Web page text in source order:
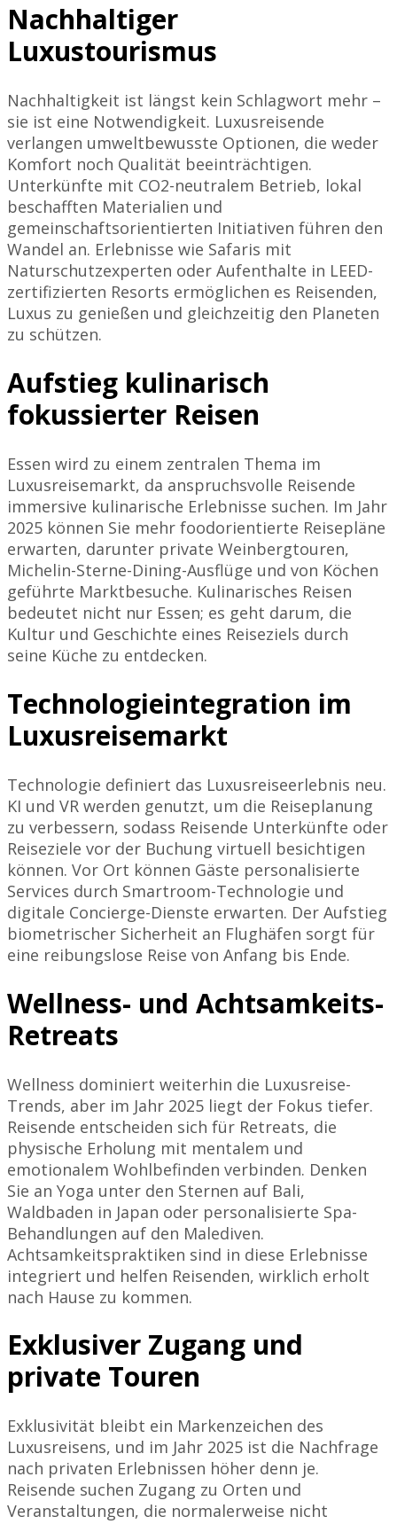
Nachhaltiger
Luxustourismus
Nachhaltigkeit ist längst kein Schlagwort mehr –
sie ist eine Notwendigkeit. Luxusreisende
verlangen umweltbewusste Optionen, die weder
Komfort noch Qualität beeinträchtigen.
Unterkünfte mit CO2-neutralem Betrieb, lokal
beschafften Materialien und
gemeinschaftsorientierten Initiativen führen den
Wandel an. Erlebnisse wie Safaris mit
Naturschutzexperten oder Aufenthalte in LEED-
zertifizierten Resorts ermöglichen es Reisenden,
Luxus zu genießen und gleichzeitig den Planeten
zu schützen.
Aufstieg kulinarisch
fokussierter Reisen
Essen wird zu einem zentralen Thema im
Luxusreisemarkt, da anspruchsvolle Reisende
immersive kulinarische Erlebnisse suchen. Im Jahr
2025 können Sie mehr foodorientierte Reisepläne
erwarten, darunter private Weinbergtouren,
Michelin-Sterne-Dining-Ausflüge und von Köchen
geführte Marktbesuche. Kulinarisches Reisen
bedeutet nicht nur Essen; es geht darum, die
Kultur und Geschichte eines Reiseziels durch
seine Küche zu entdecken.
Technologieintegration im
Luxusreisemarkt
Technologie definiert das Luxusreiseerlebnis neu.
KI und VR werden genutzt, um die Reiseplanung
zu verbessern, sodass Reisende Unterkünfte oder
Reiseziele vor der Buchung virtuell besichtigen
können. Vor Ort können Gäste personalisierte
Services durch Smartroom-Technologie und
digitale Concierge-Dienste erwarten. Der Aufstieg
biometrischer Sicherheit an Flughäfen sorgt für
eine reibungslose Reise von Anfang bis Ende.
Wellness- und Achtsamkeits-
Retreats
Wellness dominiert weiterhin die Luxusreise-
Trends, aber im Jahr 2025 liegt der Fokus tiefer.
Reisende entscheiden sich für Retreats, die
physische Erholung mit mentalem und
emotionalem Wohlbefinden verbinden. Denken
Sie an Yoga unter den Sternen auf Bali,
Waldbaden in Japan oder personalisierte Spa-
Behandlungen auf den Malediven.
Achtsamkeitspraktiken sind in diese Erlebnisse
integriert und helfen Reisenden, wirklich erholt
nach Hause zu kommen.
Exklusiver Zugang und
private Touren
Exklusivität bleibt ein Markenzeichen des
Luxusreisens, und im Jahr 2025 ist die Nachfrage
nach privaten Erlebnissen höher denn je.
Reisende suchen Zugang zu Orten und
Veranstaltungen, die normalerweise nicht